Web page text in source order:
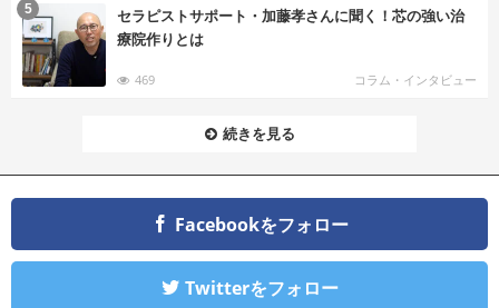
セラピストサポート・加藤孝さんに聞く！芯の強い治
療院作りとは
469 コラム・インタビュー
5
続きを見る
Facebookをフォロー
Twitterをフォロー